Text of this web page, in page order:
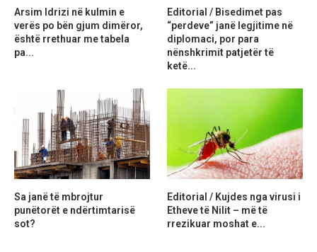
Arsim Idrizi në kulmin e
verës po bën gjum dimëror,
është rrethuar me tabela
pa...
Editorial / Bisedimet pas
“perdeve” janë legjitime në
diplomaci, por para
nënshkrimit patjetër të
ketë...
Sa janë të mbrojtur
punëtorët e ndërtimtarisë
sot?
Editorial / Kujdes nga virusi i
Etheve të Nilit – më të
rrezikuar moshat e...